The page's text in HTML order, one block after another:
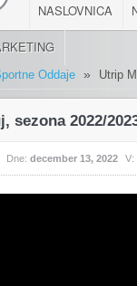
NASLOVNICA
Oddaje » Utrip
sezona 2022/
Dne:december 13, 2022 V: